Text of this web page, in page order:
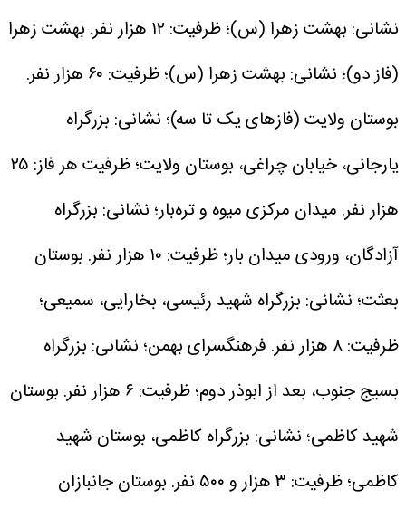
نشانی: بهشت زهرا (س)؛ ظرفیت: ۱۲ هزار نفر.
بهشت زهرا
(فاز دو)؛ نشانی: بهشت زهرا (س)؛ ظرفیت: ۶۰ هزار نفر.
بوستان ولایت (فاز‌های یک تا سه)؛ نشانی: بزرگراه
یارجانی، خیابان چراغی، بوستان ولایت؛ ظرفیت هر فاز: ۲۵
هزار نفر. میدان مرکزی میوه و تره‌بار؛ نشانی: بزرگراه
آزادگان، ورودی میدان بار؛ ظرفیت: ۱۰ هزار نفر.
بوستان
بعثت؛ نشانی: بزرگراه شهید رئیسی، بخارایی، سمیعی؛
ظرفیت: ۸ هزار نفر.
فرهنگسرای بهمن؛ نشانی: بزرگراه
بسیج جنوب، بعد از ابوذر دوم؛ ظرفیت: ۶ هزار نفر.
بوستان
شهید کاظمی؛ نشانی: بزرگراه کاظمی، بوستان شهید
کاظمی؛ ظرفیت: ۳ هزار و ۵۰۰ نفر.
بوستان جانبازان